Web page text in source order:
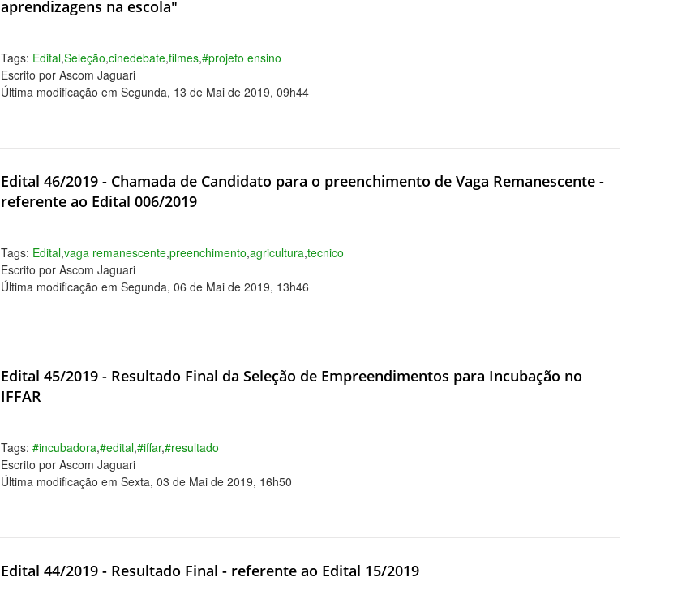
aprendizagens na escola"
Tags: Edital,Seleção,cinedebate,filmes,#projeto ensino
Escrito por Ascom Jaguari
Última modificação em Segunda, 13 de Mai de 2019, 09h44
Edital 46/2019 - Chamada de Candidato para o preenchimento de Vaga Remanescente -
referente ao Edital 006/2019
Tags: Edital,vaga remanescente,preenchimento,agricultura,tecnico
Escrito por Ascom Jaguari
Última modificação em Segunda, 06 de Mai de 2019, 13h46
Edital 45/2019 - Resultado Final da Seleção de Empreendimentos para Incubação no
IFFAR
Tags:#incubadora,#edital,#iffar,#resultado
Escrito por Ascom Jaguari
Última modificação em Sexta, 03 de Mai de 2019, 16h50
Edital 44/2019 - Resultado Final - referente ao Edital 15/2019